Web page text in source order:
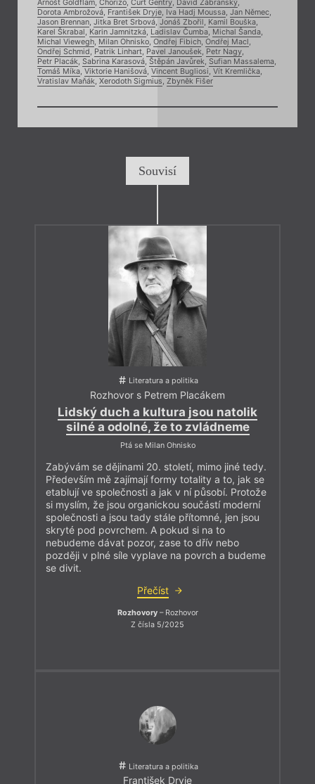
Arnošt Goldflam, Chorizo, Curt Gentry, David Zábranský,
Dorota Ambrožová, František Dryje, Iva Hadj Moussa, Jan Němec,
Jason Brennan, Jitka Bret Srbová, Jonáš Zbořil , Kamil Bouška,
Karel Škrabal , Karin Jamnitzká, Ladislav Čumba, Michal Šanda,
Michal Viewegh, Milan Ohnisko, Ondřej Fibich, Ondřej Macl ,
Ondřej Schmid , Patrik Linhart, Pavel Janoušek, Petr Nagy,
Petr Placák, Sabrina Karasová, Štěpán Javůrek, Sufian Massalema,
Tomáš Míka, Viktorie Hanišová, Vincent Bugliosi, Vít Kremlička,
Vratislav Maňák, Xerodoth Sigmius, Zbyněk Fišer
Souvisí
Literatura a politika
Rozhovor s Petrem Placákem
Lidský duch a kultura jsou natolik
silné a odolné, že to zvládneme
Ptá se Milan Ohnisko
Zabývám se dějinami 20. století, mimo jiné tedy.
Především mě zajímají formy totality a to, jak se
etablují ve společnosti a jak v ní působí. Protože
si myslím, že jsou organickou součástí moderní
společnosti a jsou tady stále přítomné, jen jsou
skryté pod povrchem. A pokud si na to
nebudeme dávat pozor, zase to dřív nebo
později v plné síle vyplave na povrch a budeme
se divit.
Přečíst
Rozhovory– Rozhovor
Z čísla 5/2025
Literatura a politika
František Dryje